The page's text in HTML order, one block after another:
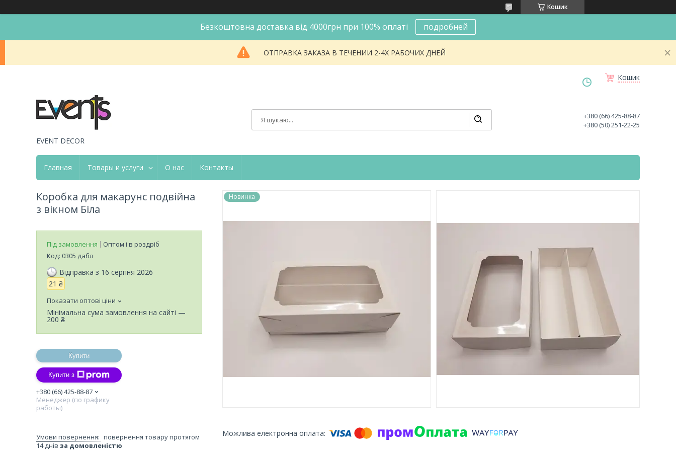
Кошик
Безкоштовна доставка від 4000грн при 100% оплаті подробней
ОТПРАВКА ЗАКАЗА В ТЕЧЕНИИ 2-4Х РАБОЧИХ ДНЕЙ
Кошик
EVENT DECOR
+380 (66) 425-88-87
+380 (50) 251-22-25
Главная Товары и услуги О нас Контакты
Новинка
Коробка для макарунс подвійна
з вікном Біла
Під замовлення
Оптом і в роздріб
Код: 0305 дабл
Відправка з 16 серпня 2026
21 ₴
Показати оптові ціни
Мінімальна сума замовлення на сайті —
200 ₴
Купити
Купити з
+380 (66) 425-88-87
Менеджер (по графику
работы)
повернення товару протягом
14 днів за домовленістю